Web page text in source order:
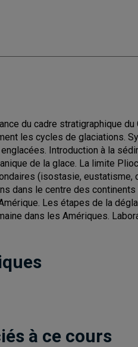
du cadre stratigraphique
les cycles de glaciations.
Introduction à la
de la glace. La limite
(isostasie,
dans le centre des
Les étapes de la
dans les Amériques.
à ce cours